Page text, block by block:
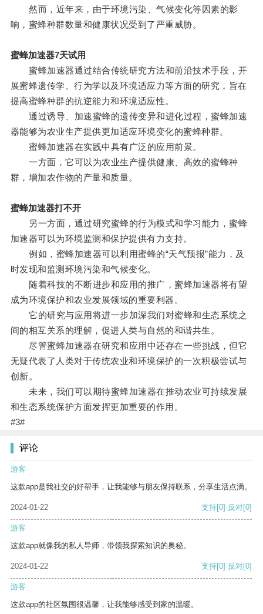
然而，近年来，由于环境污染、气候变化等因素的影
响，蜜蜂种群数量和健康状况受到了严重威胁。
蜜蜂加速器7天试用
蜜蜂加速器通过结合传统研究方法和前沿技术手段，开
展蜜蜂遗传学、行为学以及环境适应力等方面的研究，旨在
提高蜜蜂种群的抗逆能力和环境适应性。
通过诱导、加速蜜蜂的遗传变异和进化过程，蜜蜂加速
器能够为农业生产提供更加适应环境变化的蜜蜂种群。
蜜蜂加速器在实践中具有广泛的应用前景。
一方面，它可以为农业生产提供健康、高效的蜜蜂种
群，增加农作物的产量和质量。
蜜蜂加速器打不开
另一方面，通过研究蜜蜂的行为模式和学习能力，蜜蜂
加速器可以为环境监测和保护提供有力支持。
例如，蜜蜂加速器可以利用蜜蜂的“天气预报”能力，及
时发现和监测环境污染和气候变化。
随着科技的不断进步和应用的推广，蜜蜂加速器将有望
成为环境保护和农业发展领域的重要利器。
它的研究与应用将进一步加深我们对蜜蜂和生态系统之
间的相互关系的理解，促进人类与自然的和谐共生。
尽管蜜蜂加速器在研究和应用中还存在一些挑战，但它
无疑代表了人类对于传统农业和环境保护的一次积极尝试与
创新。
未来，我们可以期待蜜蜂加速器在推动农业可持续发展
和生态系统保护方面发挥更加重要的作用。
#3#
评论
游客
这款app是我社交的好帮手，让我能够与朋友保持联系，分享生活点滴。
2024-01-22 支持[0] 反对[0]
游客
这款app就像我的私人导师，带领我探索知识的奥秘。
2024-01-22 支持[0] 反对[0]
游客
这款app的社区氛围很温馨，让我能够感受到家的温暖。